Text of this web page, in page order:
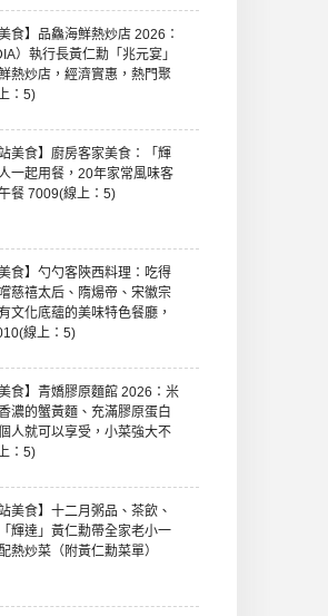
食】品鱻海鮮熱炒店 2026：
）執行長黃仁勳「兆元宴」
熱炒店，經濟實惠，熱門聚
：5)
美食】廚房客家美食：「輝
一起用餐，20年家常風味客
餐 7009(線上：5)
食】勺勺客陜西料理：吃得
慈禧太后、隋煬帝、宋徽宗
文化底蘊的美味特色餐廳，
線上：5)
食】青嬌膠原麵館 2026：米
濃的蟹黃麵、充滿膠原蛋白
人就可以享受，小菜強大不
：5)
美食】十二月粥品、茶飲、
輝達」黃仁勳帶全家老小一
熱炒菜（附黃仁勳菜單）